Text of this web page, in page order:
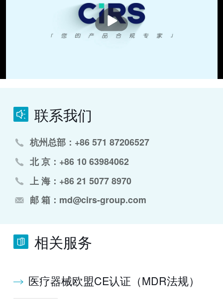
播
放
联系我们
杭州总部：+86 571 87206527
北 京：+86 10 63984062
上 海：+86 21 5077 8970
邮 箱：md@cirs-group.com
相关服务
医疗器械欧盟CE认证（MDR法规）